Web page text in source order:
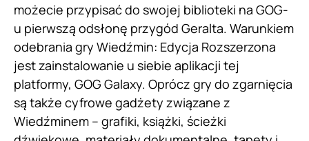
możecie przypisać do swojej biblioteki na GOG-
u pierwszą odsłonę przygód Geralta. Warunkiem
odebrania gry Wiedźmin: Edycja Rozszerzona
jest zainstalowanie u siebie aplikacji tej
platformy, GOG Galaxy. Oprócz gry do zgarnięcia
są także cyfrowe gadżety związane z
Wiedźminem – grafiki, książki, ścieżki